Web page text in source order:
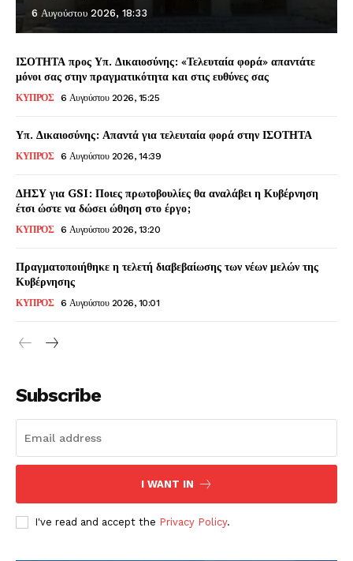
6 Αυγούστου 2026, 18:33
ΙΣΟΤΗΤΑ προς Υπ. Δικαιοσύνης: «Τελευταία φορά» απαντάτε
μόνοι σας στην πραγματικότητα και στις ευθύνες σας
ΚΥΠΡΟΣ 6 Αυγούστου 2026, 15:25
Υπ. Δικαιοσύνης: Απαντά για τελευταία φορά στην ΙΣΟΤΗΤΑ
ΚΥΠΡΟΣ 6 Αυγούστου 2026, 14:39
ΔΗΣΥ για GSI: Ποιες πρωτοβουλίες θα αναλάβει η Κυβέρνηση
έτσι ώστε να δώσει ώθηση στο έργο;
ΚΥΠΡΟΣ 6 Αυγούστου 2026, 13:20
Πραγματοποιήθηκε η τελετή διαβεβαίωσης των νέων μελών της
Κυβέρνησης
ΚΥΠΡΟΣ 6 Αυγούστου 2026, 10:01
Subscribe
I WANT IN
I've read and accept the Privacy Policy.